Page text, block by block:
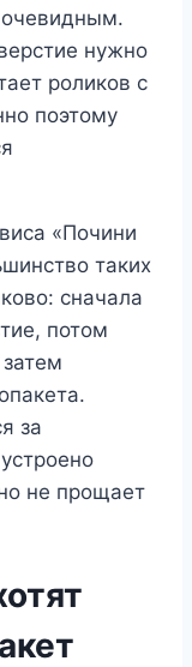
нужно
роликов с
поэтому
«Почини
таких
сначала
потом
за
не прощает